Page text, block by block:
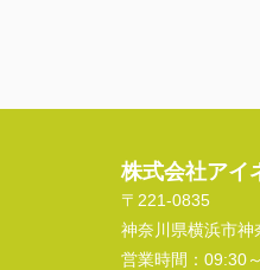
株式会社ア
〒221-0835
神奈川県横浜市
営業時間： 09:30